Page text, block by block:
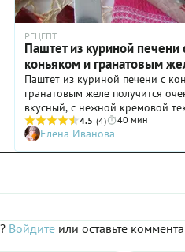
РЕЦЕПТ
Паштет из куриной печени
коньяком и гранатовым
Паштет из куриной печени с
гранатовым желе получится
вкусный, с нежной кремовой
и кисло-сладкими нотками.
он украсит как новогодний, так и
любой другой праздничный
вашей фантазии и зависит от
все же останется, в чем мы
сомневаемся, то он прекрасно
4.5 (4) 40 мин
Елена Иванова
Войдите или оставьте